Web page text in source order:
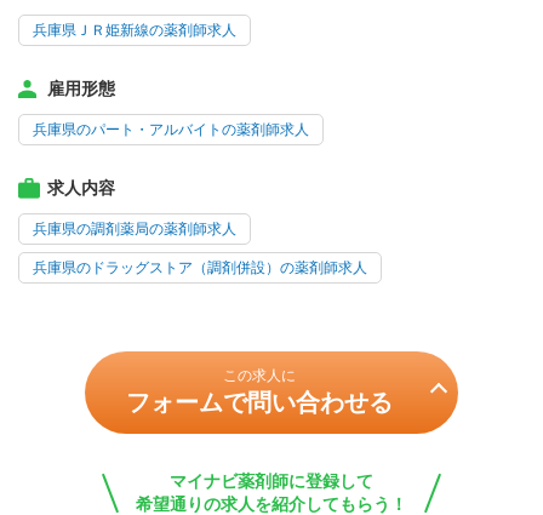
兵庫県ＪＲ姫新線の薬剤師求人
雇用形態
兵庫県のパート・アルバイトの薬剤師求人
求人内容
兵庫県の調剤薬局の薬剤師求人
兵庫県のドラッグストア（調剤併設）の薬剤師求人
この求人に
フォームで問い合わせる
マイナビ薬剤師に登録して
希望通りの求人を紹介してもらう！